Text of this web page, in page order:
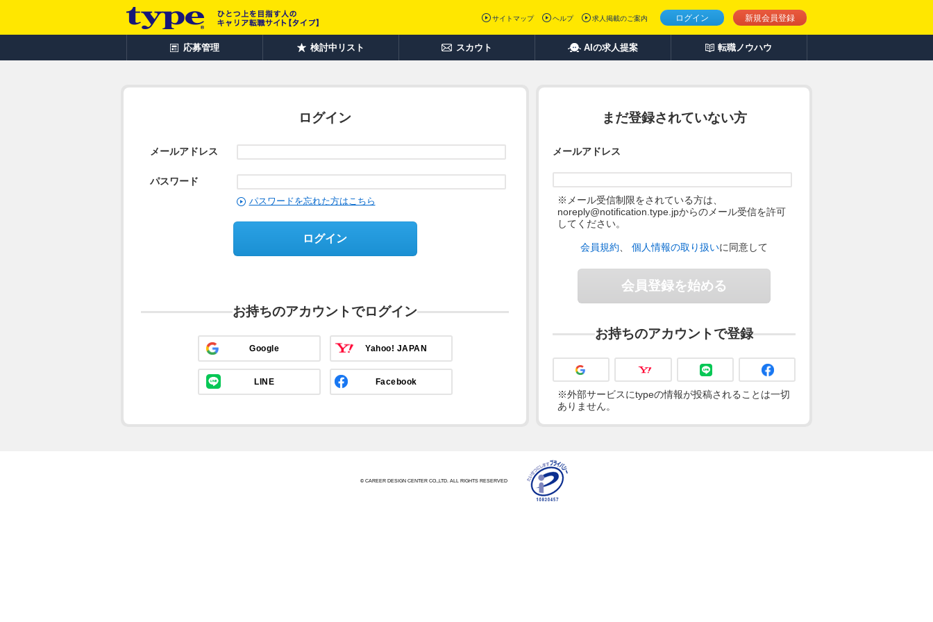
ログイン 新規会員登録
サイトマップ ヘルプ 求人掲載のご案内
応募管理 検討中リスト スカウト AIの求人提案 転職ノウハウ
ログイン
メールアドレス
パスワード
パスワードを忘れた方はこちら
ログイン
お持ちのアカウントでログイン
Google Yahoo! JAPAN
LINE Facebook
まだ登録されていない方
メールアドレス
※メール受信制限をされている方は、
noreply@notification.type.jpからのメール受信を許可
してください。
会員規約 個人情報の取り扱いに同意して
会員登録を始める
お持ちのアカウントで登録
※外部サービスにtypeの情報が投稿されることは一切
ありません。
© CAREER DESIGN CENTER CO.,LTD. ALL RIGHTS RESERVED